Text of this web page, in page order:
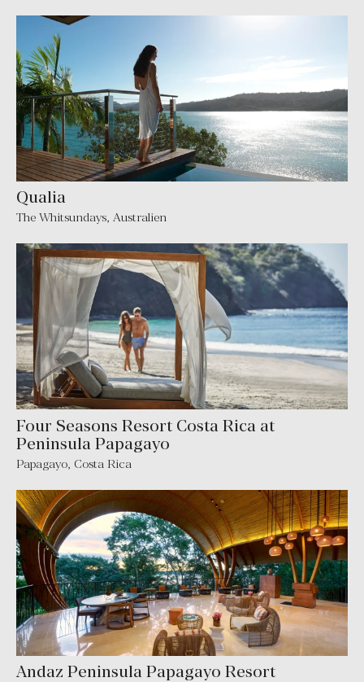
Qualia
The Whitsundays, Australien
Four Seasons Resort Costa Rica at
Peninsula Papagayo
Papagayo, Costa Rica
Andaz Peninsula Papagayo Resort